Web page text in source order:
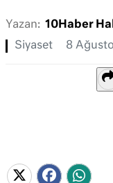
Yazan: 10Haber
Siyaset
8